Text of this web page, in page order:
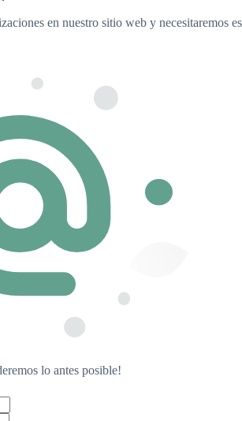
en nuestro sitio web y necesitaremos
lo antes posible!